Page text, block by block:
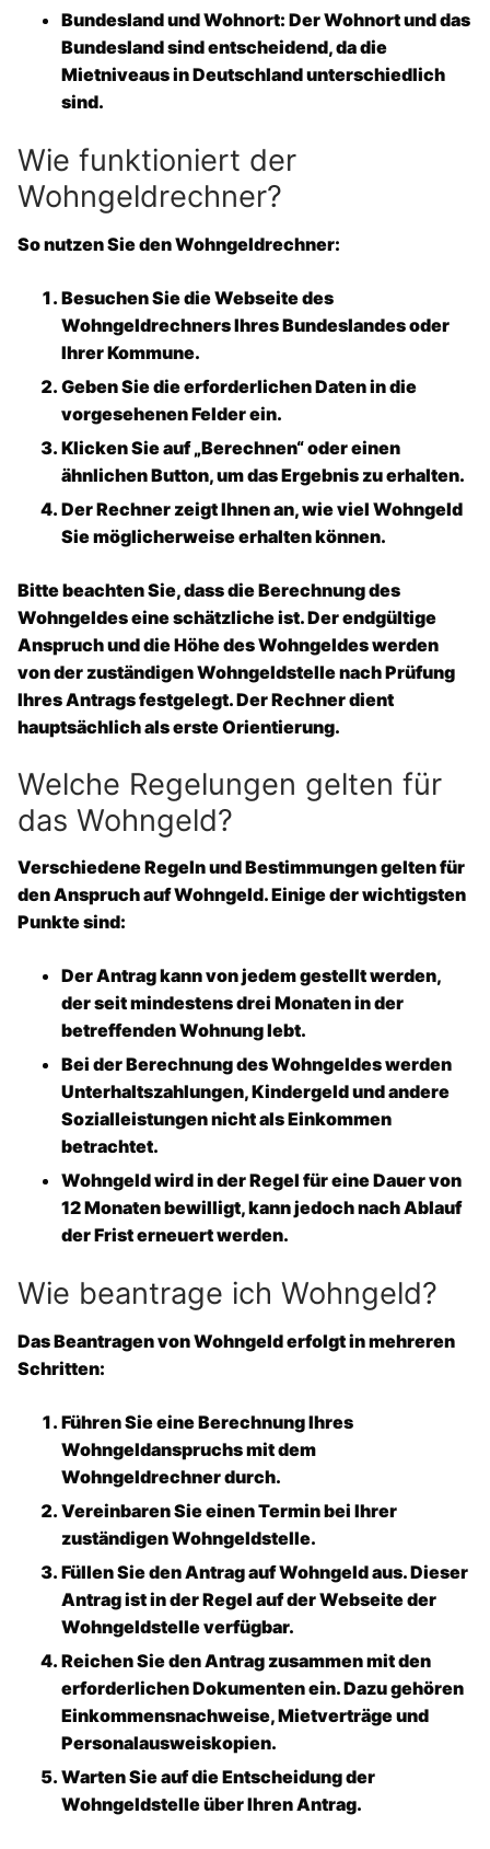
Bundesland und Wohnort: Der Wohnort und das
Bundesland sind entscheidend, da die
Mietniveaus in Deutschland unterschiedlich
sind.
Wie funktioniert der
Wohngeldrechner?
So nutzen Sie denWohngeldrechner:
Besuchen Sie die Webseite des
Wohngeldrechners Ihres Bundeslandes oder
Ihrer Kommune.
Geben Sie die erforderlichen Daten in die
vorgesehenen Felder ein.
Klicken Sie auf „Berechnen“ oder einen
ähnlichen Button, um das Ergebnis zu erhalten.
Der Rechner zeigt Ihnen an, wie viel Wohngeld
Sie möglicherweise erhalten können.
Bitte beachten Sie, dass die Berechnung des
Wohngeldes eineschätzlicheist. Der endgültige
Anspruch und die Höhe des Wohngeldes werden
von der zuständigen Wohngeldstelle nach Prüfung
Ihres Antrags festgelegt. Der Rechner dient
hauptsächlich als erste Orientierung.
Welche Regelungen gelten für
das Wohngeld?
Verschiedene Regeln und Bestimmungen gelten für
den Anspruch auf Wohngeld. Einige der wichtigsten
Punkte sind:
Der Antrag kann von jedem gestellt werden,
der seit mindestens drei Monaten in der
betreffenden Wohnung lebt.
Bei der Berechnung des Wohngeldes werden
Unterhaltszahlungen, Kindergeld und andere
Sozialleistungen nicht als Einkommen
betrachtet.
Wohngeld wird in der Regel für eine Dauer von
12 Monaten bewilligt, kann jedoch nach Ablauf
der Frist erneuert werden.
Wie beantrage ich Wohngeld?
Das Beantragen von Wohngeld erfolgt in mehreren
Schritten:
Führen Sie eine Berechnung Ihres
Wohngeldanspruchs mit dem
Wohngeldrechnerdurch.
Vereinbaren Sie einen Termin bei Ihrer
zuständigenWohngeldstelle.
Füllen Sie denAntrag auf Wohngeldaus. Dieser
Antrag ist in der Regel auf der Webseite der
Wohngeldstelle verfügbar.
Reichen Sie den Antrag zusammen mit den
erforderlichen Dokumenten ein. Dazu gehören
Einkommensnachweise, Mietverträge und
Personalausweiskopien.
Warten Sie auf die Entscheidung der
Wohngeldstelle über Ihren Antrag.